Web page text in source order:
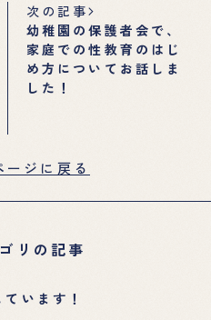
次の記事
幼稚園の保護者会で、
家庭での性教育のはじ
め方についてお話しま
した！
ージに戻る
リの記事
います！